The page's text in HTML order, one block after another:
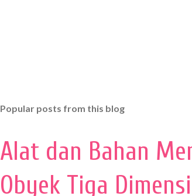
Popular posts from this blog
Alat dan Bahan
Obyek Tiga Dimensi